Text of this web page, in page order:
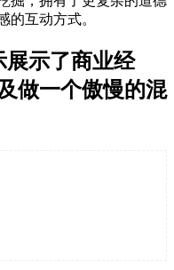
的互动方式。
展示了商业经
做一个傲慢的混